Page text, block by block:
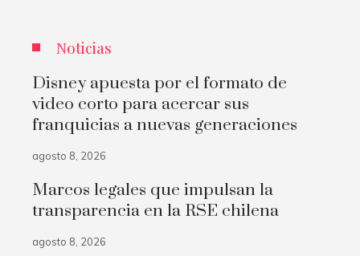
Noticias
Disney apuesta por el formato de
video corto para acercar sus
franquicias a nuevas generaciones
agosto 8, 2026
Marcos legales que impulsan la
transparencia en la RSE chilena
agosto 8, 2026